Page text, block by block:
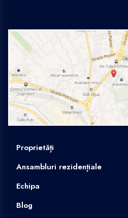
Proprietăți
Ansambluri rezidențiale
Echipa
Blog